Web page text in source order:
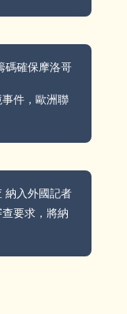
碼確保摩洛哥
件，歐洲聯
納入外國記者
要求，將納